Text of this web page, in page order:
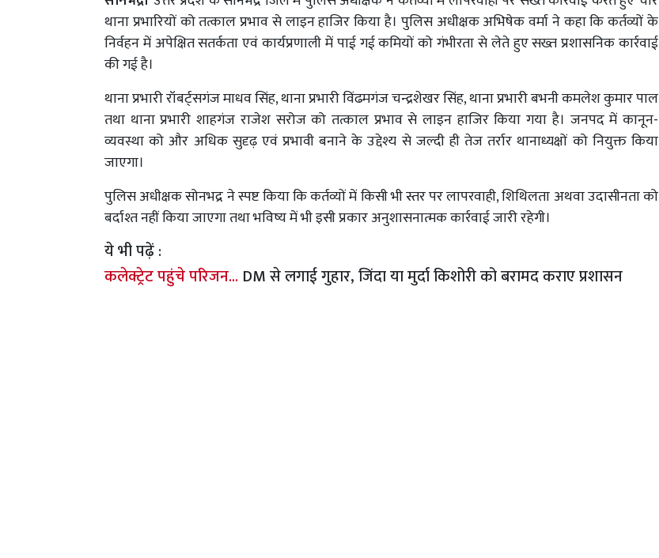
थाना प्रभारियों को तत्काल प्रभाव से लाइन हाजिर किया है। पुलिस अधीक्षक अभिषेक वर्मा ने कहा कि कर्तव्यों के
निर्वहन में अपेक्षित सतर्कता एवं कार्यप्रणाली में पाई गई कमियों को गंभीरता से लेते हुए सख्त प्रशासनिक कार्रवाई
की गई है।
थाना प्रभारी रॉबर्ट्सगंज माधव सिंह, थाना प्रभारी विंढमगंज चन्द्रशेखर सिंह, थाना प्रभारी बभनी कमलेश कुमार पाल
तथा थाना प्रभारी शाहगंज राजेश सरोज को तत्काल प्रभाव से लाइन हाजिर किया गया है। जनपद में कानून-
व्यवस्था को और अधिक सुदृढ़ एवं प्रभावी बनाने के उद्देश्य से जल्दी ही तेज तर्रार थानाध्यक्षों को नियुक्त किया
जाएगा।
पुलिस अधीक्षक सोनभद्र ने स्पष्ट किया कि कर्तव्यों में किसी भी स्तर पर लापरवाही, शिथिलता अथवा उदासीनता को
बर्दाश्त नहीं किया जाएगा तथा भविष्य में भी इसी प्रकार अनुशासनात्मक कार्रवाई जारी रहेगी।
ये भी पढ़ें :
कलेक्ट्रेट पहुंचे परिजन... DM से लगाई गुहार, जिंदा या मुर्दा किशोरी को बरामद कराए प्रशासन